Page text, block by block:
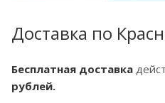
Доставка по
Бесплатная доставка
рублей.